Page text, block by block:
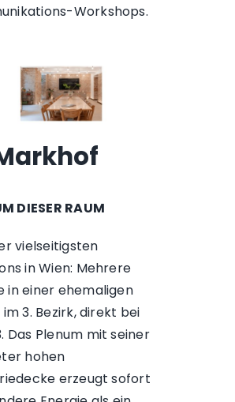
Workshops.
DIESER RAUM
vielseitigsten
in Wien: Mehrere
in einer ehemaligen
3. Bezirk, direkt bei
Das Plenum mit seiner
hohen
erzeugt sofort